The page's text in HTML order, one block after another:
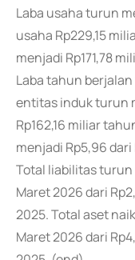
Laba usaha turun
usaha Rp229,15
menjadi Rp171,78
Laba tahun
entitas induk turun
Rp162,16 miliar
menjadi Rp5,96 dari
Total liabilitas turun
Maret 2026 dari
2025. Total aset
Maret 2026 dari